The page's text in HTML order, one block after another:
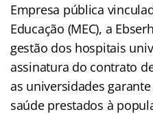
Empresa pública
Educação (MEC), a
gestão dos hospitais
assinatura do contrato
as universidades
saúde prestados à